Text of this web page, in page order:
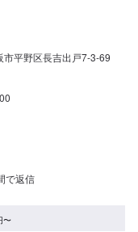
（4時間〜1日）ノーメン
ガラス被膜が2層でより
75,800円（SS）83,800円
LL）137,900円（XL）◎エ
3年耐久新たに開発され
膜で、自然の雨で汚れが
S）91,900円（M）97,800
です（納車1ヶ月以降・
円（LL）178,000
ティング（シングル）
）14,300円（20イン
市平野区長吉出戸7-3-69
で返信
〜